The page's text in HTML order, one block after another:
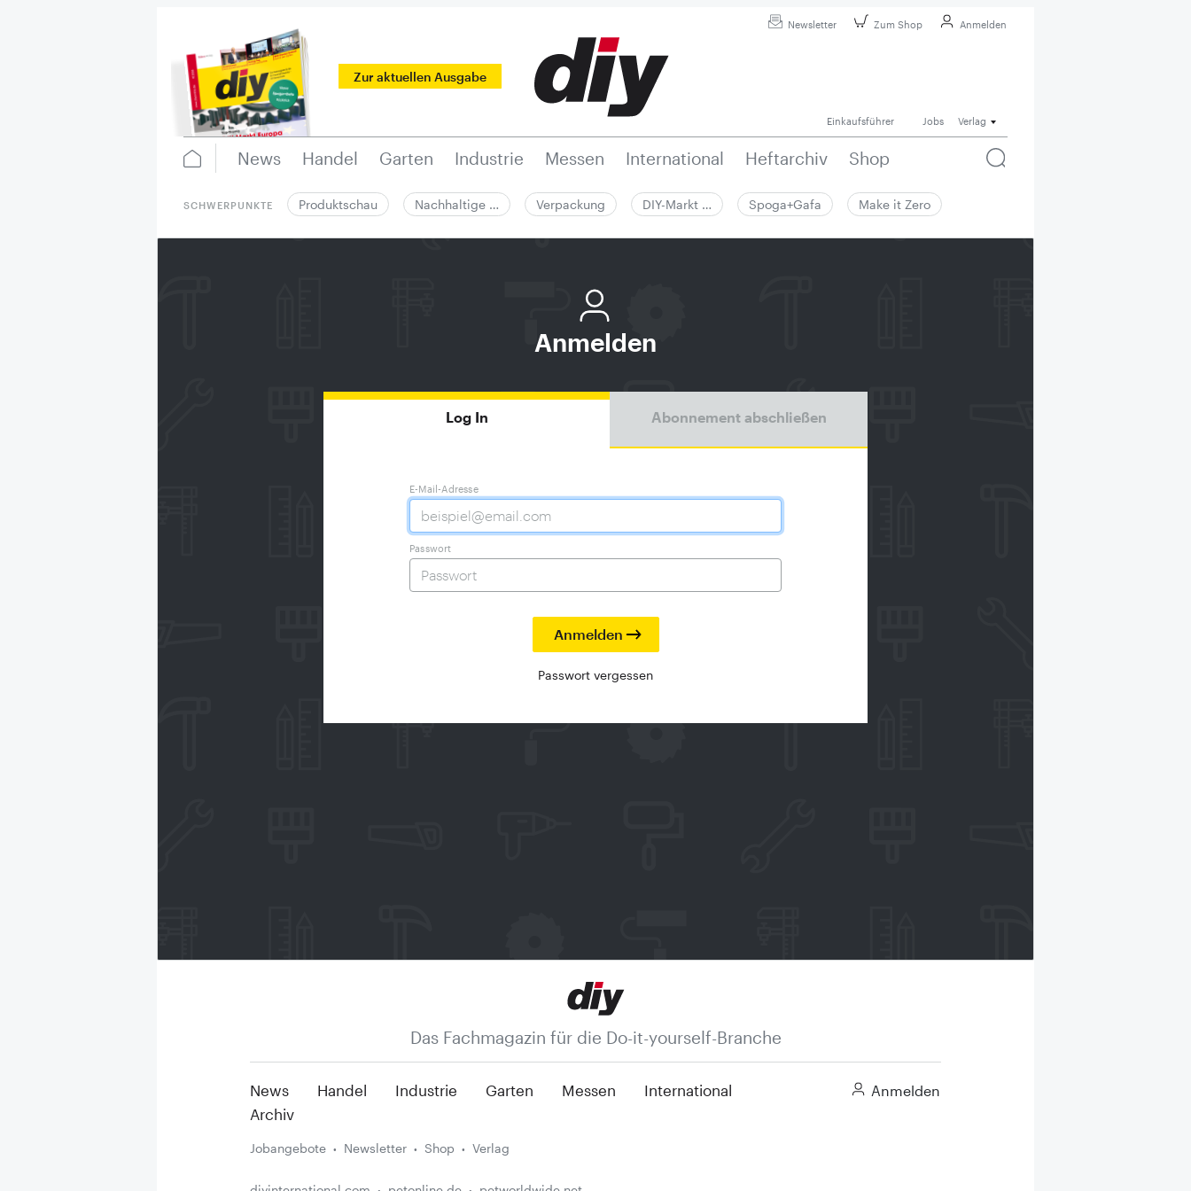
Newsletter Zum Shop Anmelden
Zur aktuellen Ausgabe
Einkaufsführer Jobs Verlag
News Handel Garten Industrie Messen International Heftarchiv Shop
SCHWERPUNKTE Produktschau Nachhaltige … Verpackung DIY-Markt … Spoga+Gafa Make it Zero
Anmelden
Log In Abonnement abschließen
E-Mail-Adresse
Passwort
Passwort vergessen
Das Fachmagazin für die Do-it-yourself-Branche
News Handel Industrie Garten Messen
International
Archiv
Anmelden
Jobangebote Newsletter Shop Verlag